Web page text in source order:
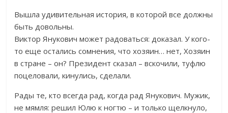
Вышла удивительная история, в которой все должны
быть довольны.
Виктор Янукович может радоваться: доказал. У кого-
то еще остались сомнения, что хозяин… нет, Хозяин
в стране – он? Президент сказал – вскочили, туфлю
поцеловали, кинулись, сделали.
Рады те, кто всегда рад, когда рад Янукович. Мужик,
не мямля: решил Юлю к ногтю – и только щелкнуло,